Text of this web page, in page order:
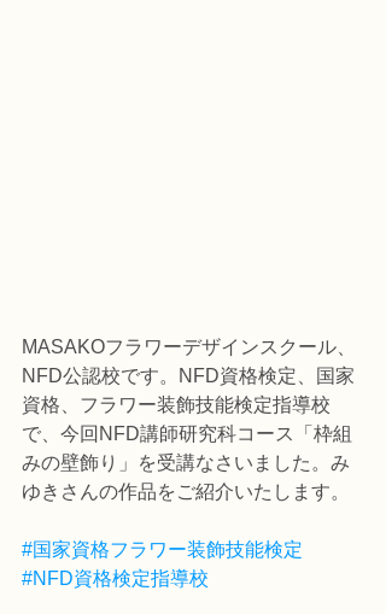
MASAKOフラワーデザインスクール、
NFD公認校です。NFD資格検定、国家
資格、フラワー装飾技能検定指導校
で、今回NFD講師研究科コース「枠組
みの壁飾り」を受講なさいました。み
ゆきさんの作品をご紹介いたします。
#国家資格フラワー装飾技能検定
#NFD資格検定指導校